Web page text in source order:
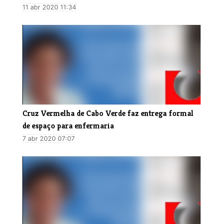
11 abr 2020 11:34
Cruz Vermelha de Cabo Verde faz entrega formal
de espaço para enfermaria
7 abr 2020 07:07